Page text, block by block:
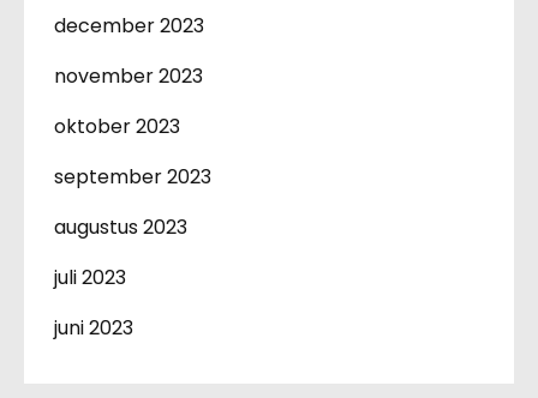
december 2023
november 2023
oktober 2023
september 2023
augustus 2023
juli 2023
juni 2023